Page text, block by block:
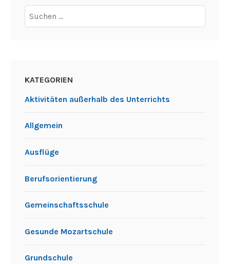
Suchen
nach:
KATEGORIEN
Aktivitäten außerhalb des Unterrichts
Allgemein
Ausflüge
Berufsorientierung
Gemeinschaftsschule
Gesunde Mozartschule
Grundschule